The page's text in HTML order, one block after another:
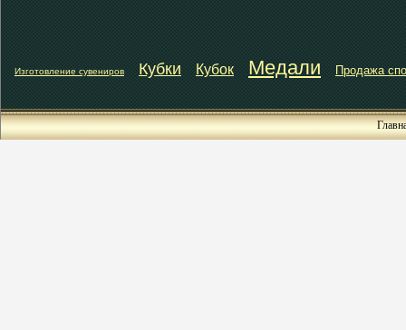
Изготовление сувениров Кубки Кубок Медали Продажа